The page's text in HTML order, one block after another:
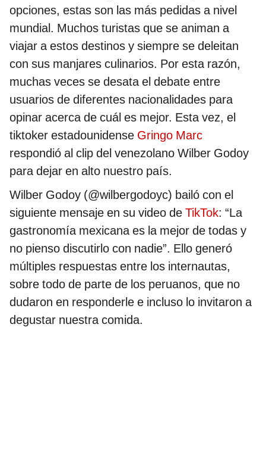
opciones, estas son las más pedidas a nivel
mundial. Muchos turistas que se animan a
viajar a estos destinos y siempre se deleitan
con sus manjares culinarios. Por esta razón,
muchas veces se desata el debate entre
usuarios de diferentes nacionalidades para
opinar acerca de cuál es mejor. Esta vez, el
tiktoker estadounidense Gringo Marc
respondió al clip del venezolano Wilber Godoy
para dejar en alto nuestro país.
Wilber Godoy (@wilbergodoyc) bailó con el
siguiente mensaje en su video de TikTok: “La
gastronomía mexicana es la mejor de todas y
no pienso discutirlo con nadie”. Ello generó
múltiples respuestas entre los internautas,
sobre todo de parte de los peruanos, que no
dudaron en responderle e incluso lo invitaron a
degustar nuestra comida.